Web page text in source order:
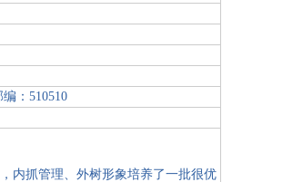
：510510
内抓管理、外树形象培养了一批很优